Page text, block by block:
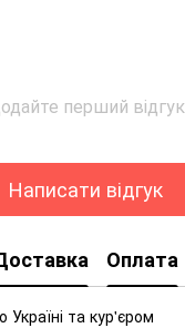
перший відгук
Написати відгук
Оплата
та кур'єром